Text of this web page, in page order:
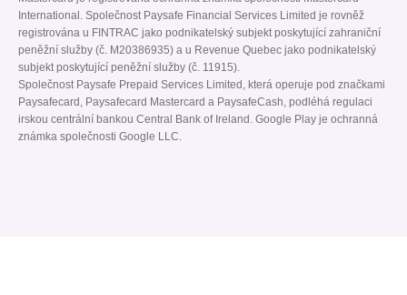
International. Společnost Paysafe Financial Services Limited je rovněž
registrována u FINTRAC jako podnikatelský subjekt poskytující zahraniční
peněžní služby (č. M20386935) a u Revenue Quebec jako podnikatelský
subjekt poskytující peněžní služby (č. 11915).
Společnost Paysafe Prepaid Services Limited, která operuje pod značkami
Paysafecard, Paysafecard Mastercard a PaysafeCash, podléhá regulaci
irskou centrální bankou Central Bank of Ireland. Google Play je ochranná
známka společnosti Google LLC.